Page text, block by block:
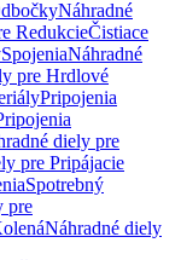
Náhradné
RedukcieČistiace
SpojeniaNáhradné
pre Hrdlové
Pripojenia
diely pre
pre Pripájacie
Spotrebný
pre
Náhradné diely